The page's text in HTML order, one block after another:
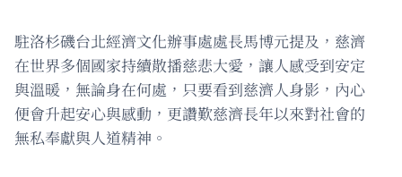
駐洛杉磯台北經濟文化辦事處處長馬博元提及，慈濟
在世界多個國家持續散播慈悲大愛，讓人感受到安定
與溫暖，無論身在何處，只要看到慈濟人身影，內心
便會升起安心與感動，更讚歎慈濟長年以來對社會的
無私奉獻與人道精神。